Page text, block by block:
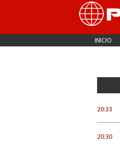
INICIO
20:33
20:30